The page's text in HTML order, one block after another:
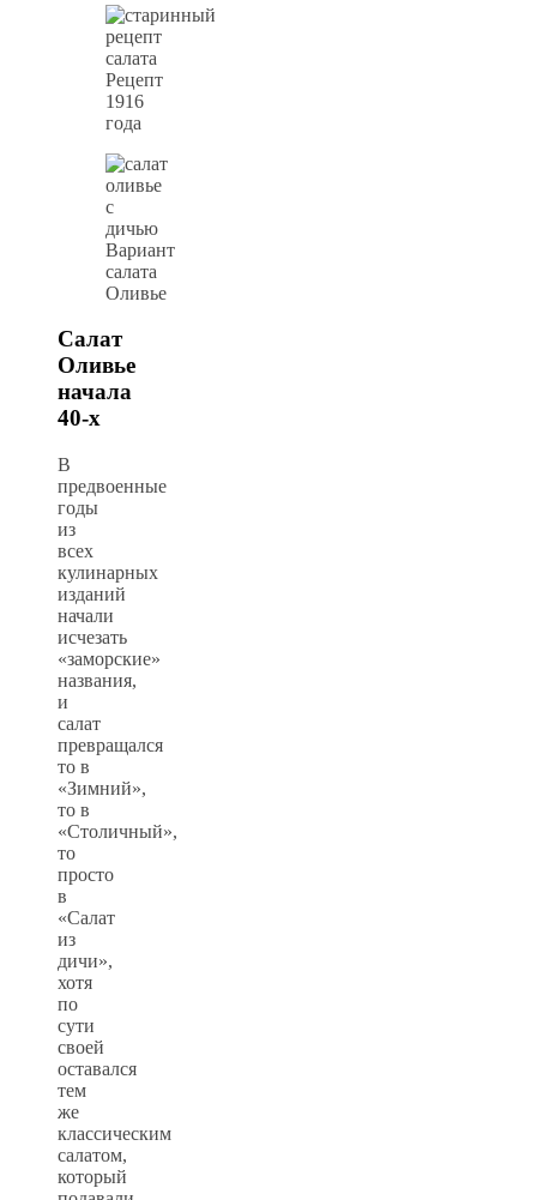
Рецепт
1916
года
Вариант
салата
Оливье
Салат
Оливье
начала
40-х
В
предвоенные
годы
из
всех
кулинарных
изданий
начали
исчезать
«заморские»
названия,
и
салат
превращался
то в
«Зимний»,
то в
«Столичный»,
то
просто
в
«Салат
из
дичи»,
хотя
по
сути
своей
оставался
тем
же
классическим
салатом,
который